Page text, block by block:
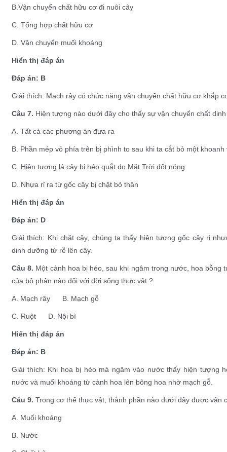
B.Vận chuyển chất hữu cơ đi nuôi cây
C. Tổng hợp chất hữu cơ
D. Vận chuyển muối khoáng
Hiển thị đáp án
Đáp án: B
Giải thích: Mạch rây có chức năng vận chuyển chất hữu cơ khắp
Câu 7. Hiện tượng nào dưới đây cho thấy sự vận chuyển chất
A. Tất cả các phương án đưa ra
B. Phần mép vỏ phía trên bị phình to sau khi ta cắt bỏ một khoanh
C. Hiện tượng lá cây bị héo quắt do Mặt Trời đốt nóng
D. Nhựa rỉ ra từ gốc cây bị chặt bỏ thân
Hiển thị đáp án
Đáp án: D
Giải thích: Khi chặt cây, chúng ta thấy hiện tượng gốc cây rỉ
dinh dưỡng từ rễ lên cây.
Câu 8. Một cành hoa bị héo, sau khi ngâm trong nước, hoa
của bộ phận nào đối với đời sống thực vật ?
A. Mạch rây B. Mạch gỗ
C. Ruột D. Nội bì
Hiển thị đáp án
Đáp án: B
Giải thích: Khi hoa bị héo mà ngâm vào nước thấy hiện tượng
nước và muối khoáng từ cành hoa lên bông hoa nhờ mạch gỗ.
Câu 9. Trong cơ thể thực vật, thành phần nào dưới đây được vận
A. Muối khoáng
B. Nước